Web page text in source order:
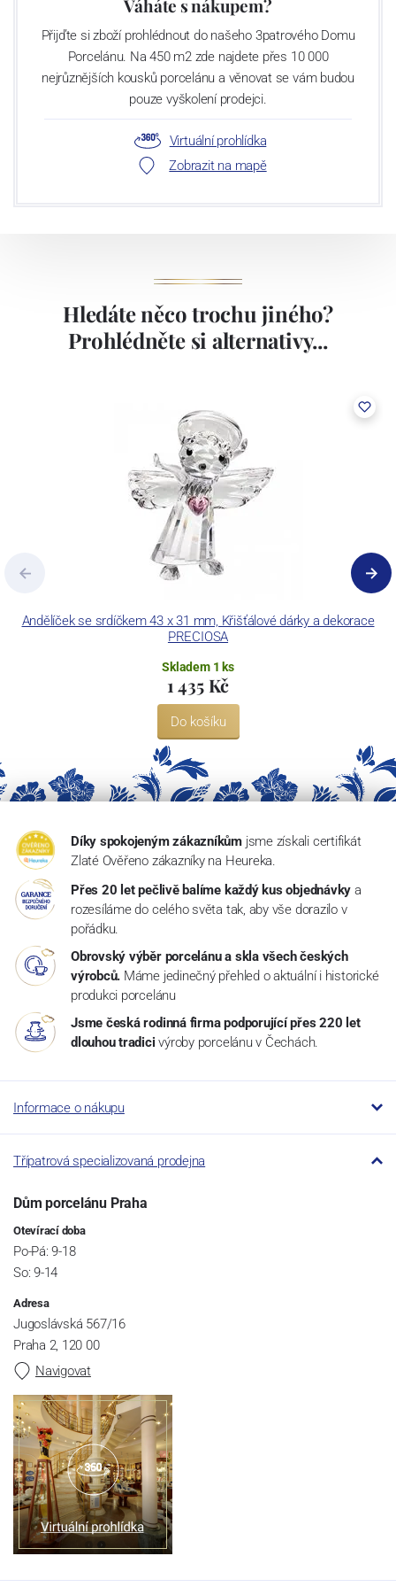
Váháte s nákupem?
Přijďte si zboží prohlédnout do našeho 3patrového Domu
Porcelánu. Na 450 m2 zde najdete přes 10 000
nejrůznějších kousků porcelánu a věnovat se vám budou
pouze vyškolení prodejci.
Virtuální prohlídka
Zobrazit na mapě
Hledáte něco trochu jiného?
Prohlédněte si alternativy...
Andělíček se srdíčkem 43 x 31 mm, Křišťálové dárky a dekorace
PRECIOSA
Skladem 1 ks
1 435 Kč
Do košíku
Díky spokojeným zákazníkům jsme získali certifikát
Zlaté Ověřeno zákazníky na Heureka.
Přes 20 let pečlivě balíme každý kus objednávky a
rozesíláme do celého světa tak, aby vše dorazilo v
pořádku.
Obrovský výběr porcelánu a skla všech českých
výrobců. Máme jedinečný přehled o aktuální i historické
produkci porcelánu
Jsme česká rodinná firma podporující přes 220 let
dlouhou tradici výroby porcelánu v Čechách.
Informace o nákupu
Třípatrová specializovaná prodejna
Dům porcelánu Praha
Otevírací doba
Po-Pá: 9-18
So: 9-14
Adresa
Jugoslávská 567/16
Praha 2, 120 00
Navigovat